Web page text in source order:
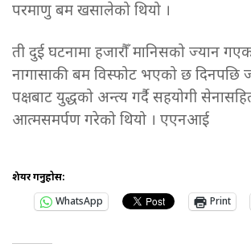
परमाणु बम खसालेको थियो ।
ती दुई घटनामा हजारौँ मानिसको ज्यान
नागासाकी बम विस्फोट भएको छ दिनपछि
पक्षबाट युद्धको अन्त्य गर्दै सहयोगी
आत्मसमर्पण गरेको थियो । एएनआई
शेयर गर्नुहोस:
WhatsApp
Print